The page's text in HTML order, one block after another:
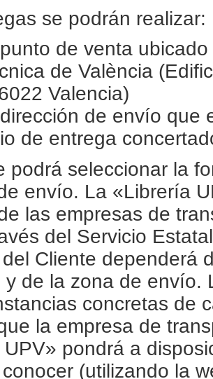
se podrán realizar:
de venta
de València
Valencia)
de envío que
de entrega
podrá seleccionar la
envío. La «Librería
las empresas de
del Servicio
Cliente dependerá
y de la zona de envío.
concretas de
la empresa de
pondrá a
(utilizando la